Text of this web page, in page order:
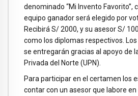
denominado “Mi Invento Favorito”,
equipo ganador será elegido por
Recibirá S/ 2000, y su asesor S/
como los diplomas respectivos.
se entregarán gracias al apoyo de
Privada del Norte (UPN).
Para participar en el certamen los
contar con un asesor que labore